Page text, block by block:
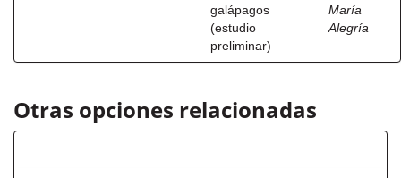
galápagos
(estudio
preliminar)
María
Alegría
Otras opciones relacionadas